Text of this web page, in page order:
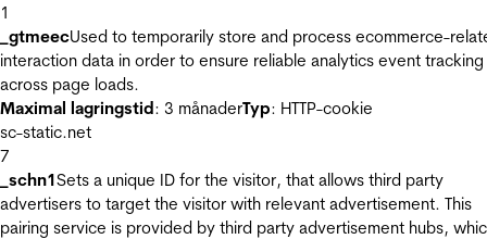
1
_gtmeecUsed to temporarily store and process ecommerce-
interaction data in order to ensure reliable analytics event tracking
across page loads.
Maximal lagringstid: 3 månaderTyp: HTTP-cookie
sc-static.net
7
_schn1Sets a unique ID for the visitor, that allows third party
advertisers to target the visitor with relevant advertisement. This
pairing service is provided by third party advertisement hubs,